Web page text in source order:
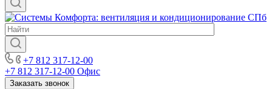
+7 812 317-12-00
+7 812 317-12-00 Офис
Заказать звонок